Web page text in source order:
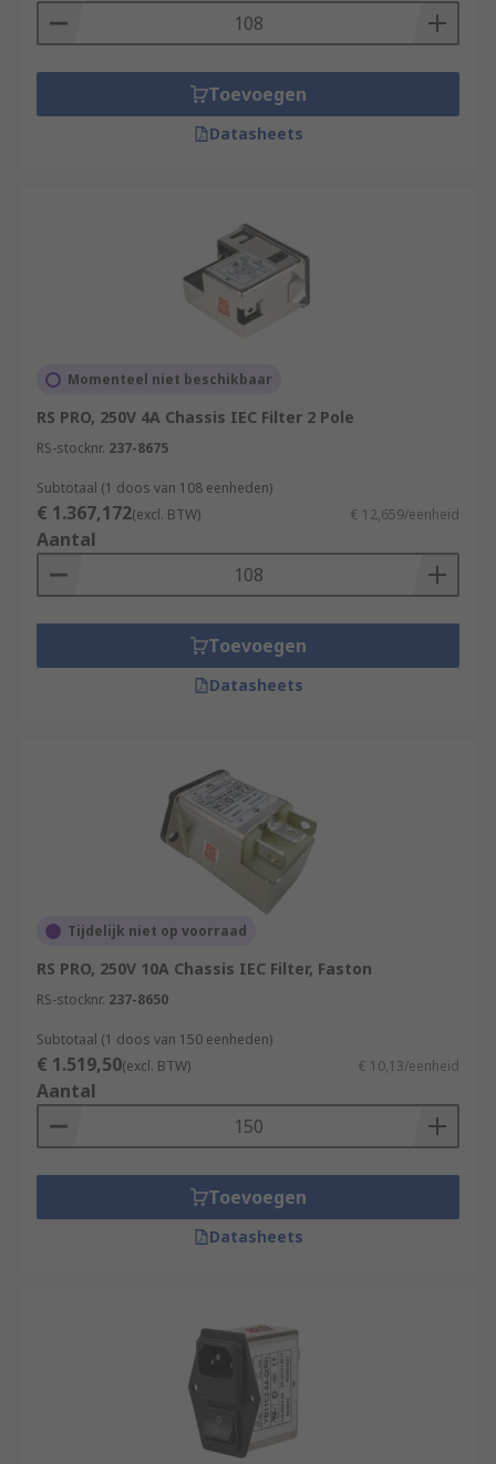
Toevoegen
Datasheets
Momenteel niet beschikbaar
RS PRO, 250V 4A Chassis IEC Filter 2 Pole
RS-stocknr. 237-8675
Subtotaal (1 doos van 108 eenheden)
€ 1.367,172(excl. BTW) € 12,659/eenheid
Aantal
Toevoegen
Datasheets
Tijdelijk niet op voorraad
RS PRO, 250V 10A Chassis IEC Filter, Faston
RS-stocknr. 237-8650
Subtotaal (1 doos van 150 eenheden)
€ 1.519,50(excl. BTW) € 10,13/eenheid
Aantal
Toevoegen
Datasheets